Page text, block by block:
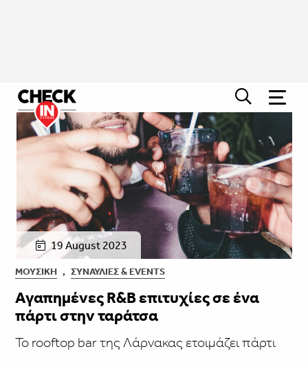
19 August 2023
ΜΟΥΣΙΚΉ , ΣΥΝΑΥΛΊΕΣ & EVENTS
Αγαπημένες R&B επιτυχίες σε ένα
πάρτι στην ταράτσα
To rooftop bar της Λάρνακας ετοιμάζει πάρτι